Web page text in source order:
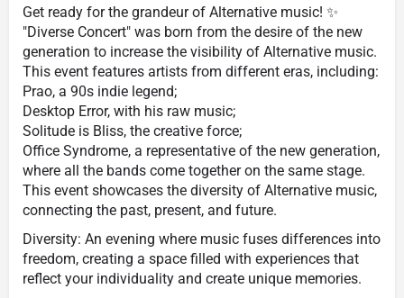
Get ready for the grandeur of Alternative music! ✨
"Diverse Concert" was born from the desire of the new
generation to increase the visibility of Alternative music.
This event features artists from different eras, including:
Prao, a 90s indie legend;
Desktop Error, with his raw music;
Solitude is Bliss, the creative force;
Office Syndrome, a representative of the new generation,
where all the bands come together on the same stage.
This event showcases the diversity of Alternative music,
connecting the past, present, and future.
Diversity: An evening where music fuses differences into
freedom, creating a space filled with experiences that
reflect your individuality and create unique memories.